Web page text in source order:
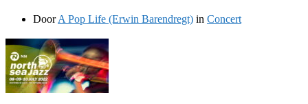
DoorA Pop Life (Erwin Barendregt) in Concert